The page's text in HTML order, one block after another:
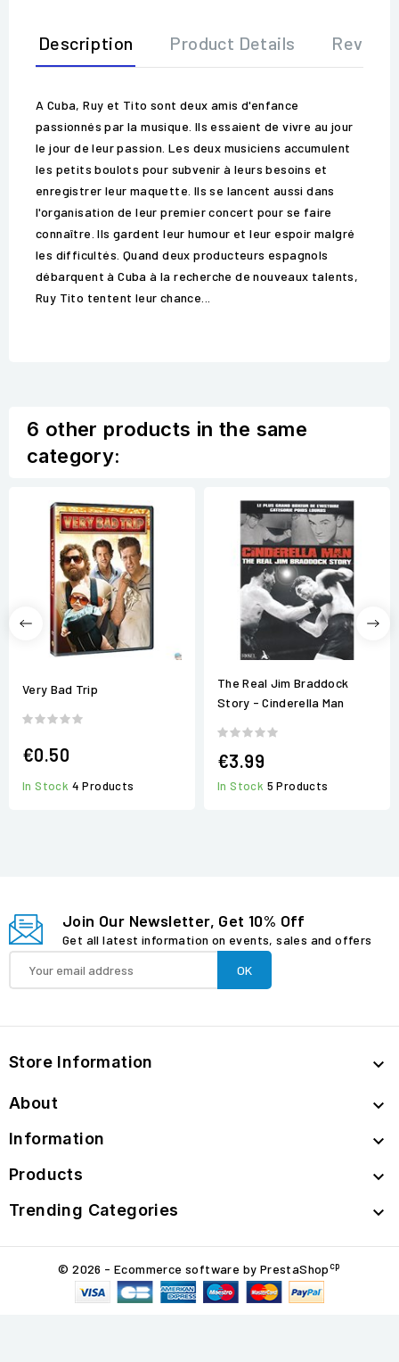
Description Product Details
A Cuba, Ruy et Tito sont deux amis d'enfance
passionnés par la musique. Ils essaient de vivre au jour
le jour de leur passion. Les deux musiciens accumulent
les petits boulots pour subvenir à leurs besoins et
enregistrer leur maquette. Ils se lancent aussi dans
l'organisation de leur premier concert pour se faire
connaître. Ils gardent leur humour et leur espoir malgré
les difficultés. Quand deux producteurs espagnols
débarquent à Cuba à la recherche de nouveaux talents,
Ruy Tito tentent leur chance...
6 other products in the same
category:
Very Bad Trip
€0.50
In Stock 4 Products
The Real Jim Braddock
Story - Cinderella Man
€3.99
In Stock 5 Products
Join Our Newsletter, Get 10% Off
Get all latest information on events, sales and offers
Store Information 
About 
Information 
Products 
Trending Categories 
© 2026 - Ecommerce software by PrestaShop cp